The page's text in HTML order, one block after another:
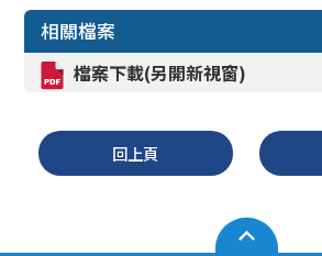
相關檔案
檔案下載(另開新視窗)
回上頁